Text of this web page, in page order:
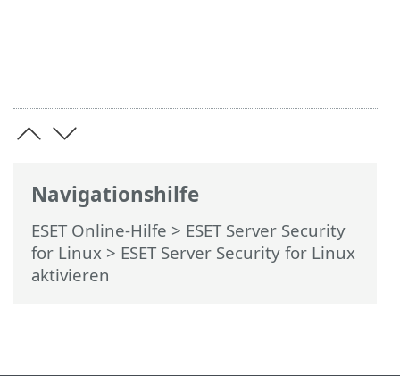
Navigationshilfe
ESET Online-Hilfe > ESET Server Security
for Linux > ESET Server Security for Linux
aktivieren